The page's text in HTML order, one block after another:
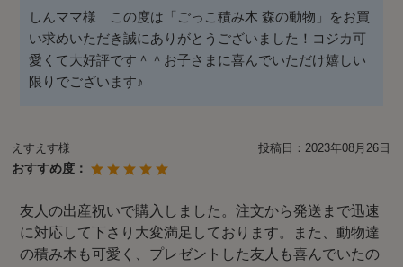
しんママ様 この度は「ごっこ積み木 森の動物」をお買
い求めいただき誠にありがとうございました！コジカ可
愛くて大好評です＾＾お子さまに喜んでいただけ嬉しい
限りでございます♪
えすえす様 投稿日：2023年08月26日
おすすめ度：
友人の出産祝いで購入しました。注文から発送まで迅速
に対応して下さり大変満足しております。また、動物達
の積み木も可愛く、プレゼントした友人も喜んでいたの